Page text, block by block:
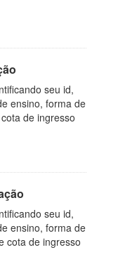
seu id,
ensino, forma de
de ingresso
seu id,
ensino, forma de
cota de ingresso